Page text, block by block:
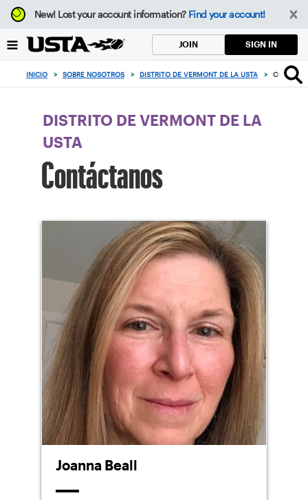
Enfoque
desde
botón
volver
principio
New!Lost your account information? Find your account!
JOIN SIGN IN
INICIO > SOBRE NOSOTROS > DISTRITO DE VERMONT DE LA USTA >
DISTRITO DE VERMONT DE LA
USTA
Contáctanos
Joanna Beall